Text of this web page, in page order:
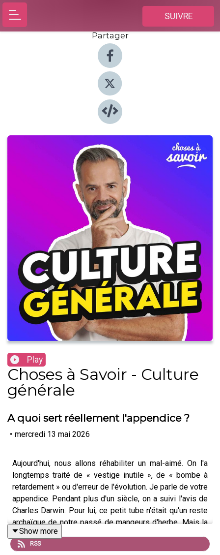
SUIVRE
Partager
Play
Choses à Savoir - Culture
générale
A quoi sert réellement l'appendice ?
• mercredi 13 mai 2026
Aujourd'hui, nous allons réhabiliter un mal-aimé. On l'a
longtemps traité de « vestige inutile », de « bombe à
retardement » ou d'erreur de l'évolution. Je parle de votre
appendice. Pendant plus d'un siècle, on a suivi l'avis de
Charles Darwin. Pour lui, ce petit tube n'était qu'un reste
archaïque de notre passé de mangeurs d'herbe. Mais la
science moderne vient de prouver que Darwin s'est
trompé. L’appendice n'est pas un déchet, c’est une
Show more
RSS